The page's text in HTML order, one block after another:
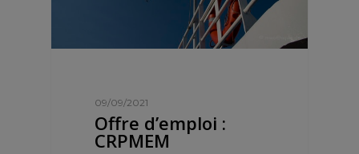
09/09/2021
Offre d’emploi :
CRPMEM